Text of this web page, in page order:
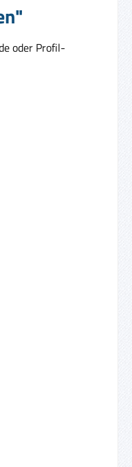
oder Profil-